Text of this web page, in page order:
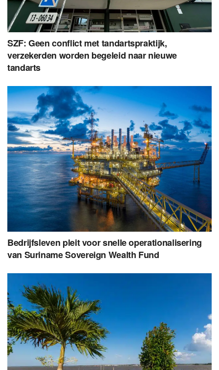
SZF: Geen conflict met tandartspraktijk,
verzekerden worden begeleid naar nieuwe
tandarts
Bedrijfsleven pleit voor snelle operationalisering
van Suriname Sovereign Wealth Fund